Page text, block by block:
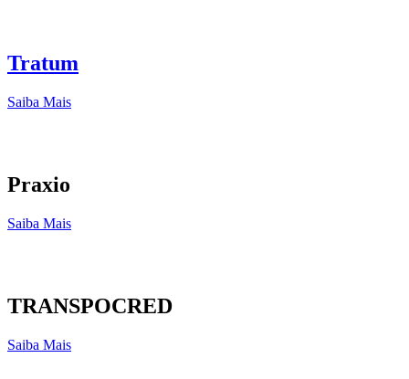
Tratum
Saiba Mais
Praxio
Saiba Mais
TRANSPOCRED
Saiba Mais